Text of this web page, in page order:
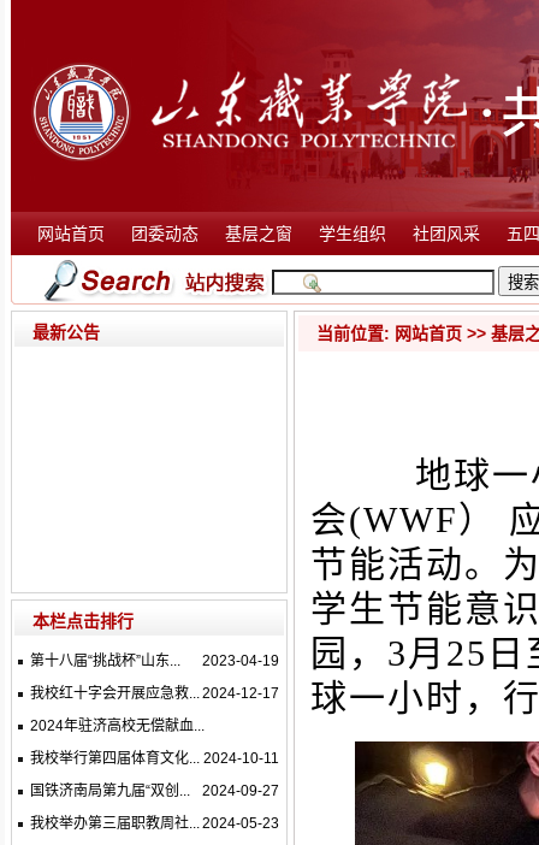
网站首页 团委动态 基层之窗 学生组织 社团风采 五
最新公告
本栏点击排行
第十八届“挑战杯”山东...
2023-04-19
我校红十字会开展应急救...2024-12-17
2024年驻济高校无偿献血...
2024-10-11
我校举行第四届体育文化...
2024-09-27
国铁济南局第九届“双创...
2024-05-23
我校举办第三届职教周社...
当前位置: 网站首页 >> 基层
地球一
会(WWF）
节能活动。
学生节能意
园，3月25
球一小时，